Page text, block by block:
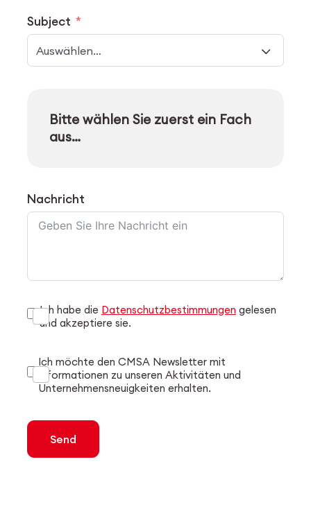
Subject
Auswählen…
Bitte wählen Sie zuerst ein Fach
aus…
Nachricht
Ich habe die Datenschutzbestimmungen gelesen
und akzeptiere sie.
Ich möchte den CMSA Newsletter mit
Informationen zu unseren Aktivitäten und
Unternehmensneuigkeiten erhalten.
Send